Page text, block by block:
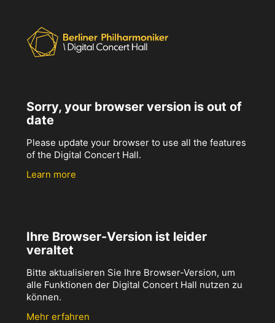
Sorry, your browser version is out of
date
Please update your browser to use all the features
of the Digital Concert Hall.
Learn more
Ihre Browser-Version ist leider
veraltet
Bitte aktualisieren Sie Ihre Browser-Version, um
alle Funktionen der Digital Concert Hall nutzen zu
können.
Mehr erfahren